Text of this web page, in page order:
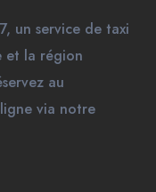
un service de taxi
et la région
au
via notre